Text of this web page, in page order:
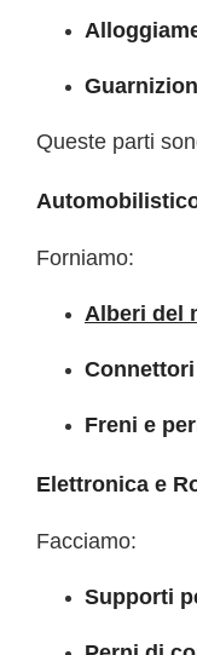
Queste parti
Forniamo:
Alberi del
Connettori
Freni e
Elettronica e
Facciamo:
Supporti